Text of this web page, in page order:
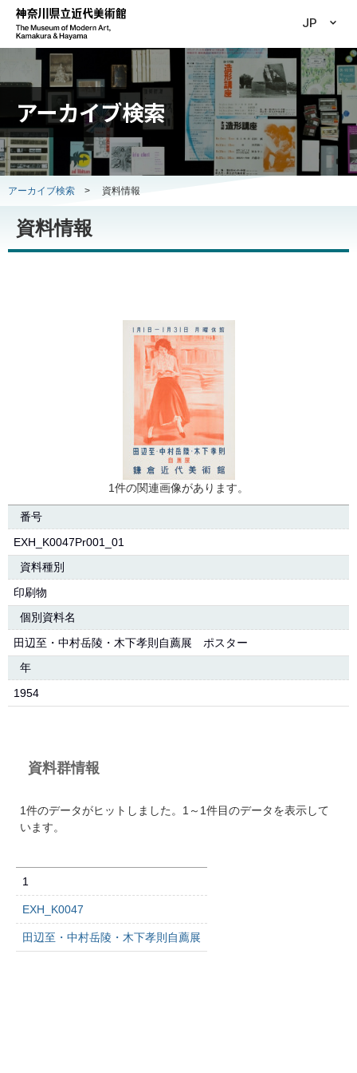
JP
アーカイブ検索
アーカイブ検索 > 資料情報
資料情報
1件の関連画像があります。
番号
EXH_K0047Pr001_01
資料種別
印刷物
個別資料名
田辺至・中村岳陵・木下孝則自薦展 ポスター
年
1954
資料群情報
1件のデータがヒットしました。1～1件目のデータを表示して
います。
1
EXH_K0047
田辺至・中村岳陵・木下孝則自薦展